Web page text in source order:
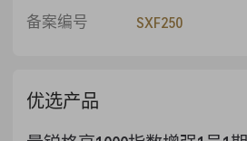
备案编号 SXF250
优选产品